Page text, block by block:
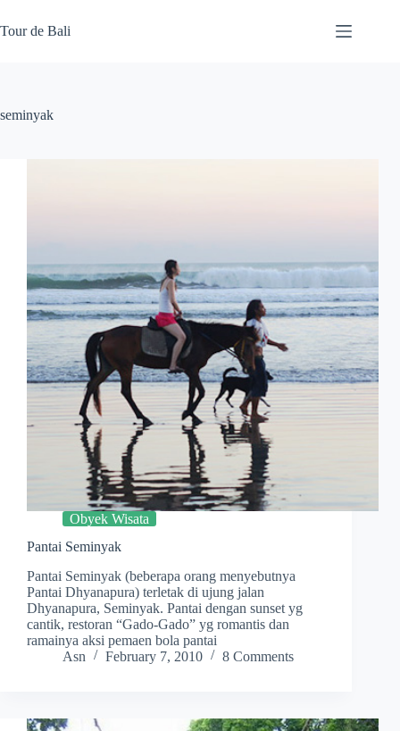
to
content
Tour de Bali
seminyak
Obyek Wisata
Pantai Seminyak
Pantai Seminyak (beberapa orang menyebutnya
Pantai Dhyanapura) terletak di ujung jalan
Dhyanapura, Seminyak. Pantai dengan sunset yg
cantik, restoran “Gado-Gado” yg romantis dan
ramainya aksi pemaen bola pantai
Asn
February 7, 2010 8 Comments